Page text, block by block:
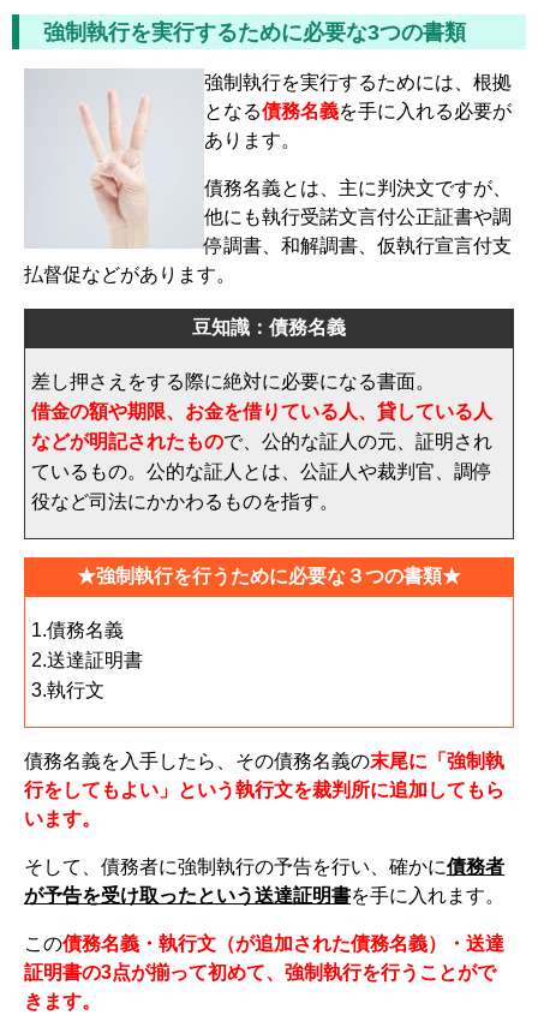
強制執行を実行するために必要な3つの書類
強制執行を実行するためには、根拠
となる債務名義を手に入れる必要が
あります。
債務名義とは、主に判決文ですが、
他にも執行受諾文言付公正証書や調
停調書、和解調書、仮執行宣言付支
払督促などがあります。
豆知識：債務名義
差し押さえをする際に絶対に必要になる書面。
借金の額や期限、お金を借りている人、貸している人
などが明記されたもので、公的な証人の元、証明され
ているもの。公的な証人とは、公証人や裁判官、調停
役など司法にかかわるものを指す。
★強制執行を行うために必要な３つの書類★
1.債務名義
2.送達証明書
3.執行文
債務名義を入手したら、その債務名義の末尾に「強制執
行をしてもよい」という執行文を裁判所に追加してもら
います。
そして、債務者に強制執行の予告を行い、確かに債務者
が予告を受け取ったという送達証明書を手に入れます。
この債務名義・執行文（が追加された債務名義）・送達
証明書の3点が揃って初めて、強制執行を行うことがで
きます。